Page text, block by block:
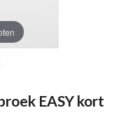
EASY kort